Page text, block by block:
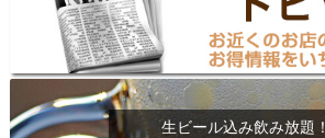
生ビール込み飲み放題！